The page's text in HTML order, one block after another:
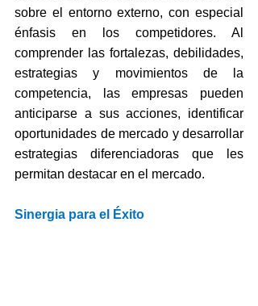
sobre el entorno externo, con especial
énfasis en los competidores. Al
comprender las fortalezas, debilidades,
estrategias y movimientos de la
competencia, las empresas pueden
anticiparse a sus acciones, identificar
oportunidades de mercado y desarrollar
estrategias diferenciadoras que les
permitan destacar en el mercado.
Sinergia para el Éxito